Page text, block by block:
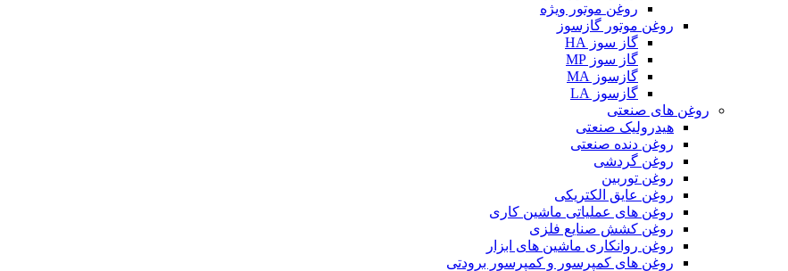
روغن موتور ویژه
روغن موتور گازسوز
گاز سوز HA
گاز سوز MP
گازسوز MA
گازسوز LA
روغن های صنعتی
هیدرولیک صنعتی
روغن دنده صنعتی
روغن گردشی
روغن توربین
روغن عایق الکتریکی
روغن های عملیاتی ماشین کاری
روغن کشش صنایع فلزی
روغن روانکاری ماشین های ابزار
روغن های کمپرسور و کمپرسور برودتی